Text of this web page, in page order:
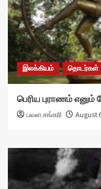
இலக்கியம் தொடர்கள்
பெரிய புராணம் எனும்
பவள சங்கரி August